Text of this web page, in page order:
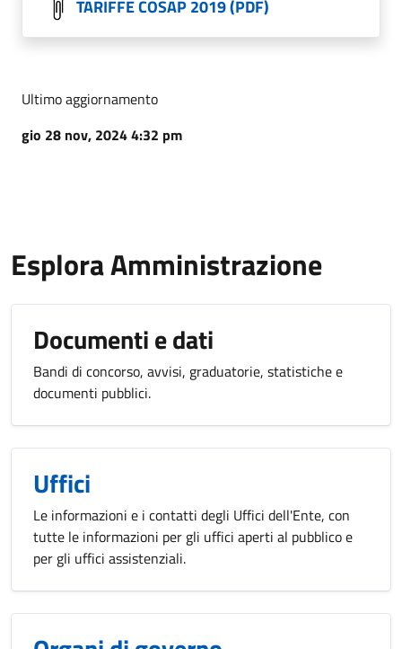
TARIFFE COSAP 2019 (PDF)
Ultimo aggiornamento
gio 28 nov, 2024 4:32 pm
Esplora Amministrazione
Documenti e dati
Bandi di concorso, avvisi, graduatorie, statistiche e
documenti pubblici.
Uffici
Le informazioni e i contatti degli Uffici dell'Ente, con
tutte le informazioni per gli uffici aperti al pubblico e
per gli uffici assistenziali.